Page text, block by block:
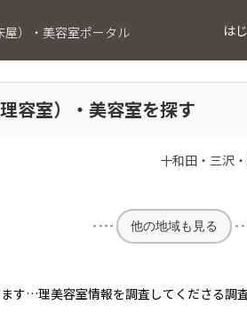
）・美容室ポータル は
容室）・美容室を探す
十和田・三沢
他の地域も見る
す…理美容室情報を調査してくださる調